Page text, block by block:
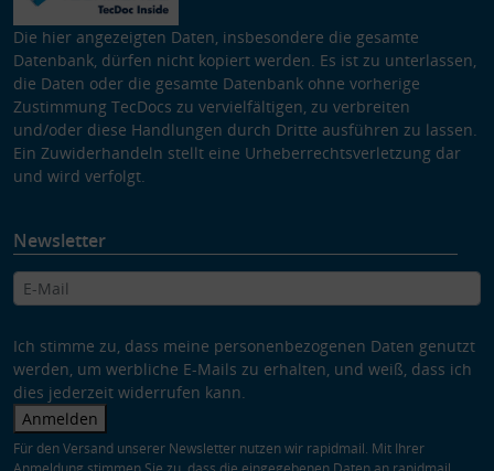
Die hier angezeigten Daten, insbesondere die gesamte
Datenbank, dürfen nicht kopiert werden. Es ist zu unterlassen,
die Daten oder die gesamte Datenbank ohne vorherige
Zustimmung TecDocs zu vervielfältigen, zu verbreiten
und/oder diese Handlungen durch Dritte ausführen zu lassen.
Ein Zuwiderhandeln stellt eine Urheberrechtsverletzung dar
und wird verfolgt.
Newsletter
Ich stimme zu, dass meine personenbezogenen Daten genutzt
werden, um werbliche E-Mails zu erhalten, und weiß, dass ich
dies jederzeit widerrufen kann.
Anmelden
Für den Versand unserer Newsletter nutzen wir rapidmail. Mit Ihrer